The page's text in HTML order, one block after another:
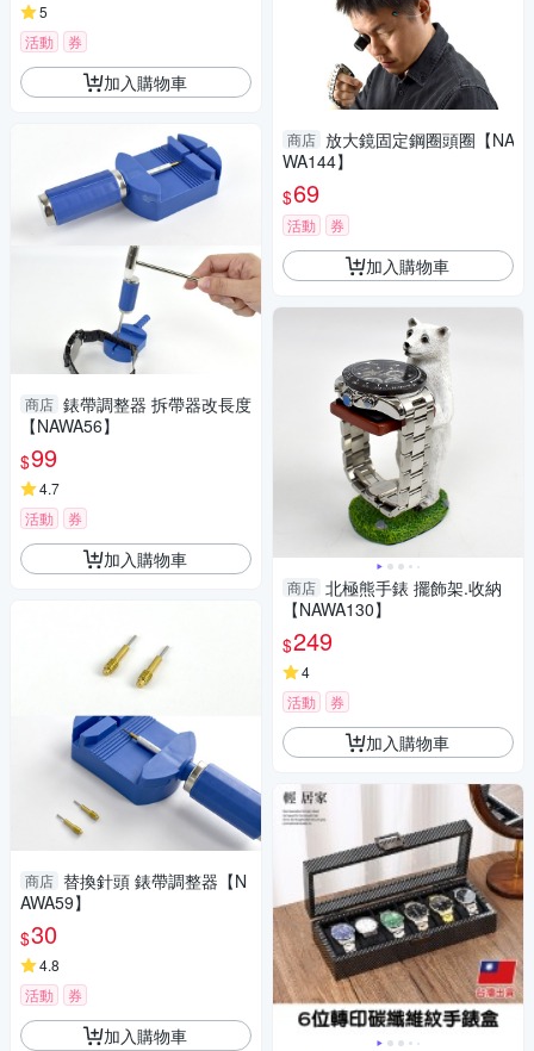
5
活動
券
加入購物車
商店 錶帶調整器 拆帶器改長度
【NAWA56】
$99
4.7
活動
券
加入購物車
商店 替換針頭 錶帶調整器【N
AWA59】
$30
4.8
活動
券
加入購物車
商店 放大鏡固定鋼圈頭圈【NA
WA144】
$69
活動 券
加入購物車
商店 北極熊手錶 擺飾架.收納
【NAWA130】
$249
4
活動
券
加入購物車